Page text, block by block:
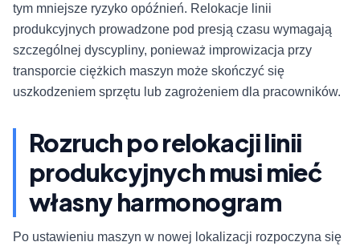
tym mniejsze ryzyko opóźnień. Relokacje linii
produkcyjnych prowadzone pod presją czasu wymagają
szczególnej dyscypliny, ponieważ improwizacja przy
transporcie ciężkich maszyn może skończyć się
uszkodzeniem sprzętu lub zagrożeniem dla pracowników.
Rozruch po relokacji linii
produkcyjnych musi mieć
własny harmonogram
Po ustawieniu maszyn w nowej lokalizacji rozpoczyna się